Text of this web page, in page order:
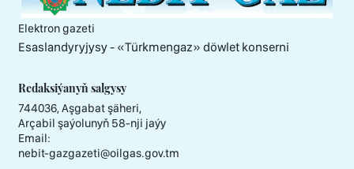
Elektron gazeti
Esaslandyryjysy - «Тürkmengaz» döwlet konserni
Redaksiýanyň salgysy
744036, Aşgabat şäheri,
Arçabil şaýolunyň 58-nji jaýy
Email:
nebit-gazgazeti@oilgas.gov.tm